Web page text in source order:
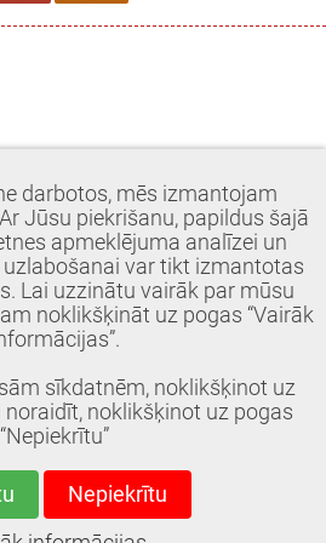
Visas tiesības aizsargātas.
darbotos, mēs izmantojam
Jūsu piekrišanu, papildus šajā
apmeklējuma analīzei un
uzlabošanai var tikt izmantotas
Lai uzzinātu vairāk par mūsu
noklikšķināt uz pogas “Vairāk
sīkdatnēm, noklikšķinot uz
noraidīt, noklikšķinot uz pogas
“Nepiekrītu”
Nepiekrītu